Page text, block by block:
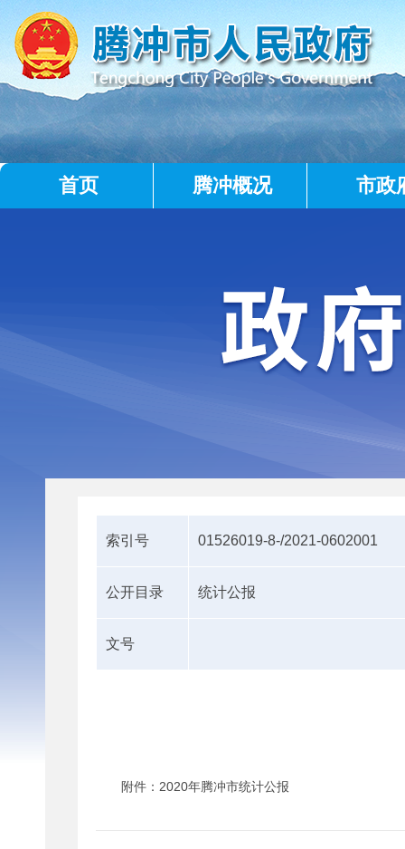
首页 腾冲概况 市政
索引号 01526019-8-/2021-0602001
公开目录 统计公报
文号
附件：2020年腾冲市统计公报